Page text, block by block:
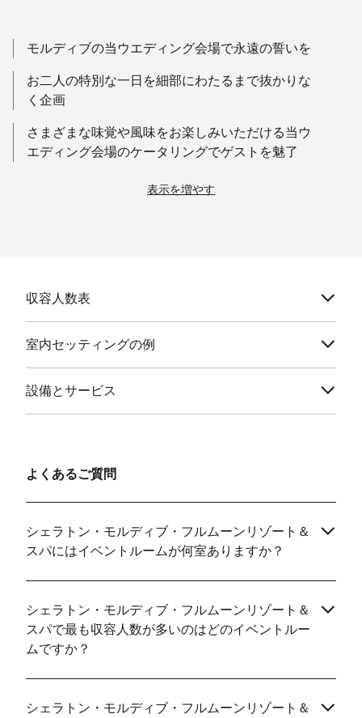
モルディブの当ウエディング会場で永遠の誓いを
お二人の特別な一日を細部にわたるまで抜かりな
く企画
さまざまな味覚や風味をお楽しみいただける当ウ
エディング会場のケータリングでゲストを魅了
表示を増やす
収容人数表
室内セッティングの例
設備とサービス
よくあるご質問
シェラトン・モルディブ・フルムーンリゾート＆
スパにはイベントルームが何室ありますか？
シェラトン・モルディブ・フルムーンリゾート＆
スパで最も収容人数が多いのはどのイベントルー
ムですか？
シェラトン・モルディブ・フルムーンリゾート＆